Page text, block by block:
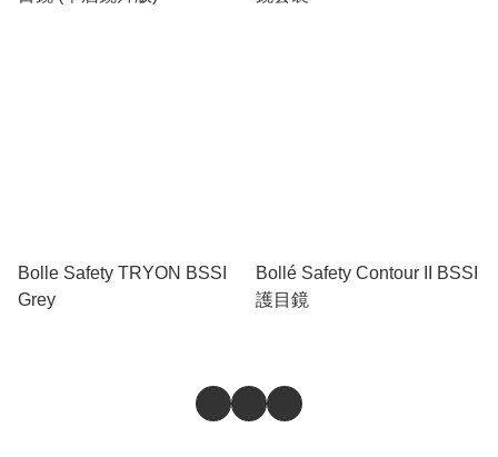
Bolle Safety TRYON BSSI
Grey
Bollé Safety Contour II BSSI
護目鏡